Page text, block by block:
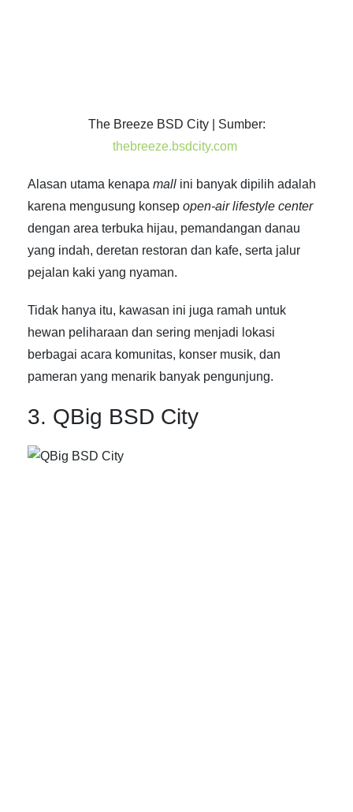
The Breeze BSD City | Sumber:
thebreeze.bsdcity.com
Alasan utama kenapa mall ini banyak dipilih adalah
karena mengusung konsep open-air lifestyle center
dengan area terbuka hijau, pemandangan danau
yang indah, deretan restoran dan kafe, serta jalur
pejalan kaki yang nyaman.
Tidak hanya itu, kawasan ini juga ramah untuk
hewan peliharaan dan sering menjadi lokasi
berbagai acara komunitas, konser musik, dan
pameran yang menarik banyak pengunjung.
3. QBig BSD City